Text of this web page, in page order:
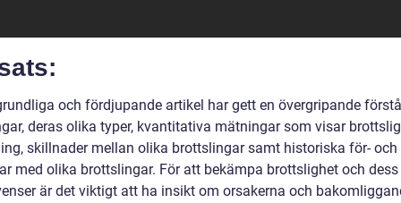
och fördjupande artikel har gett en övergripande
deras olika typer, kvantitativa mätningar som visar
skillnader mellan olika brottslingar samt historiska för- och
med olika brottslingar. För att bekämpa brottslighet och dess
är det viktigt att ha insikt om orsakerna och